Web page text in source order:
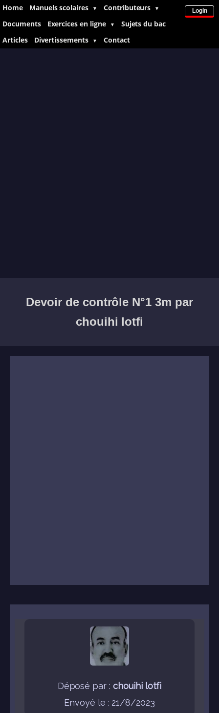
Login
Home Manuels scolaires ▼ Contributeurs ▼
Documents Exercices en ligne ▼
Sujets du bac
Articles
Divertissements ▼ Contact
Devoir de contrôle N°1 3m par
chouihi lotfi
Déposé par : chouihi lotfi
Envoyé le : 21/8/2023